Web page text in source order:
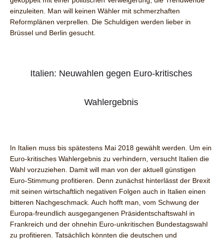
einzuleiten. Man will keinen Wähler mit schmerzhaften
Reformplänen verprellen. Die Schuldigen werden lieber in
Brüssel und Berlin gesucht.
Italien: Neuwahlen gegen Euro-kritisches
Wahlergebnis
In Italien muss bis spätestens Mai 2018 gewählt werden. Um ein
Euro-kritisches Wahlergebnis zu verhindern, versucht Italien die
Wahl vorzuziehen. Damit will man von der aktuell günstigen
Euro-Stimmung profitieren. Denn zunächst hinterlässt der Brexit
mit seinen wirtschaftlich negativen Folgen auch in Italien einen
bitteren Nachgeschmack. Auch hofft man, vom Schwung der
Europa-freundlich ausgegangenen Präsidentschaftswahl in
Frankreich und der ohnehin Euro-unkritischen Bundestagswahl
zu profitieren. Tatsächlich könnten die deutschen und